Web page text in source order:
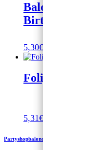
Balon od folije
Birthday,
5,30€
Folijski balon
5,31€
Partyshopbaloncic.hr